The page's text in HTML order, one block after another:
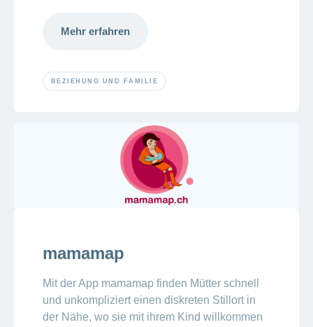
Mehr erfahren
BEZIEHUNG UND FAMILIE
mamamap
Mit der App mamamap finden Mütter schnell
und unkompliziert einen diskreten Stillort in
der Nähe, wo sie mit ihrem Kind willkommen